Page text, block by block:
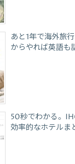
あと1年で海外旅
からやれば英語も
50秒でわかる。
効率的なホテルま